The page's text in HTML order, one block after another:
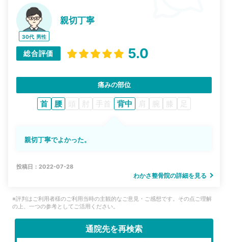
30代 男性
親切丁寧
総合評価 5.0
痛みの部位
首 腰 頭 肘 手首 背中 肩 腕 膝 足
親切丁寧でよかった。
投稿日：2022-07-28
わかさ整骨院の詳細を見る
※評判はご利用者様のご利用当時の主観的なご意見・ご感想です。その点ご理解
の上、一つの参考としてご活用ください。
通院先を再検索